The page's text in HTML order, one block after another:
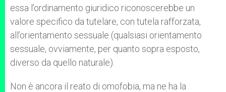
essa l’ordinamento giuridico riconoscerebbe un
valore specifico da tutelare, con tutela rafforzata,
all’orientamento sessuale (qualsiasi orientamento
sessuale, ovviamente, per quanto sopra esposto,
diverso da quello naturale).
Non è ancora il reato di omofobia, ma ne ha la